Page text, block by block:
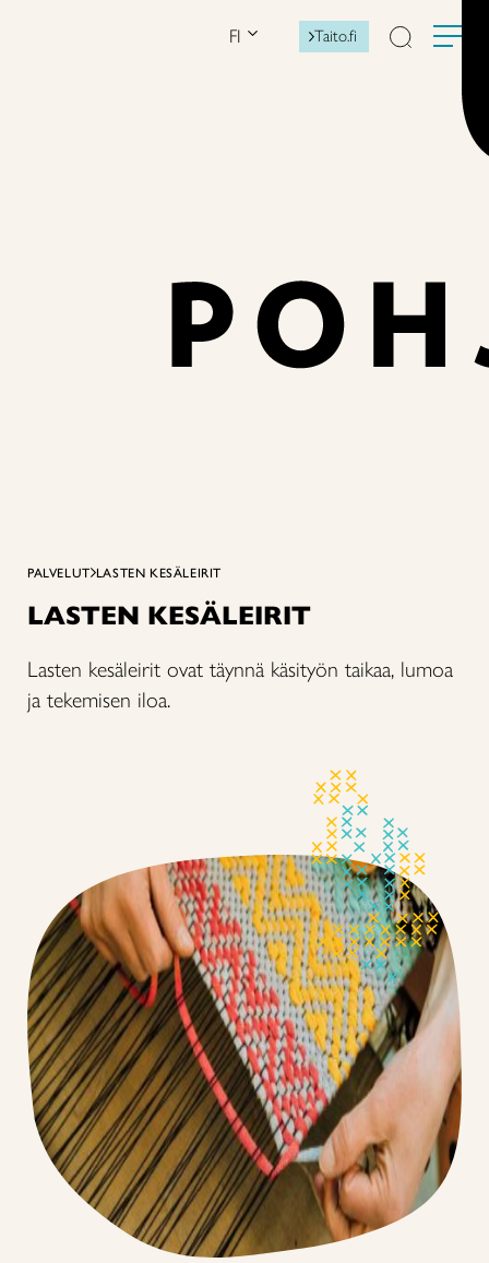
FI Taito.fi
PALVELUT LASTEN KESÄLEIRIT
LASTEN KESÄLEIRIT
Lasten kesäleirit ovat täynnä käsityön taikaa, lumoa
ja tekemisen iloa.